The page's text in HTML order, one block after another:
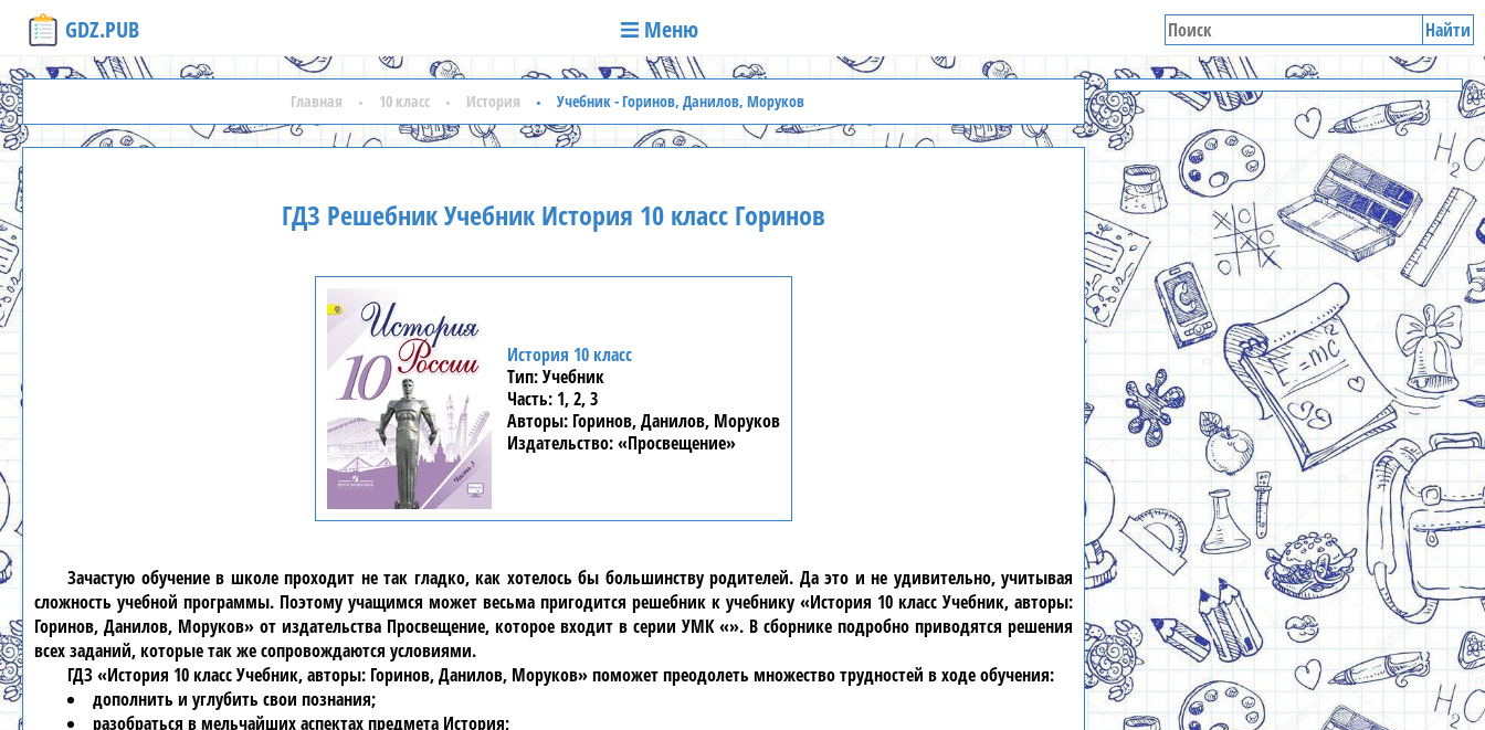
GDZ.PUB Меню Найти
Главная 10 класс История Учебник - Горинов, Данилов, Моруков
ГДЗ Решебник Учебник История 10 класс Горинов
История 10 класс
Учебник
1, 2, 3
Горинов, Данилов, Моруков
«Просвещение»
Зачастую обучение в школе проходит не так гладко, как хотелось бы большинству родителей. Да это и не удивительно, учитывая
сложность учебной программы. Поэтому учащимся может весьма пригодится решебник к учебнику «История 10 класс Учебник, авторы:
Горинов, Данилов, Моруков» от издательства Просвещение, которое входит в серии УМК «». В сборнике подробно приводятся решения
всех заданий, которые так же сопровождаются условиями.
ГДЗ «История 10 класс Учебник, авторы: Горинов, Данилов, Моруков» поможет преодолеть множество трудностей в ходе обучения:
дополнить и углубить свои познания;
разобраться в мельчайших аспектах предмета История;